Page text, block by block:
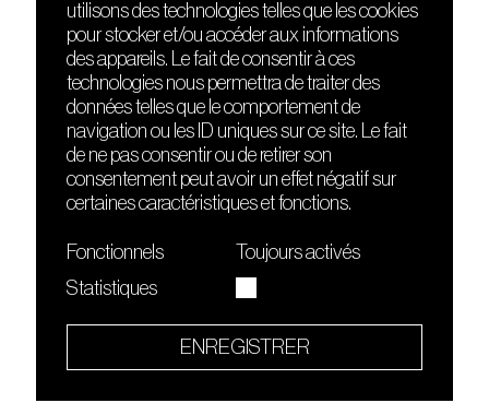
DÉCOUVRIR
Le lieu
Contact
Presse
Cours de DJing
TMLAB
FRIENDS
Nuits sonores
HEAT
Hôtel71
La Gaîté Lyrique
Le Sucre fait partie de
Quartier culturel et créatif
utilisons des technologies telles que les cookies
pour stocker et/ou accéder aux informations
des appareils. Le fait de consentir à ces
technologies nous permettra de traiter des
données telles que le comportement de
navigation ou les ID uniques sur ce site. Le fait
de ne pas consentir ou de retirer son
consentement peut avoir un effet négatif sur
certaines caractéristiques et fonctions.
Fonctionnels
Toujours activés
Statistiques
ENREGISTRER